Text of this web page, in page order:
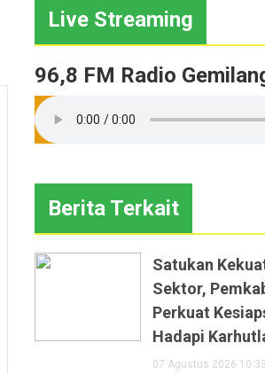
Live Streaming
96,8 FM Radio
Berita Terkait
Satukan
Sektor,
Perkuat
Hadapi
07 Agustus 2026 10:33